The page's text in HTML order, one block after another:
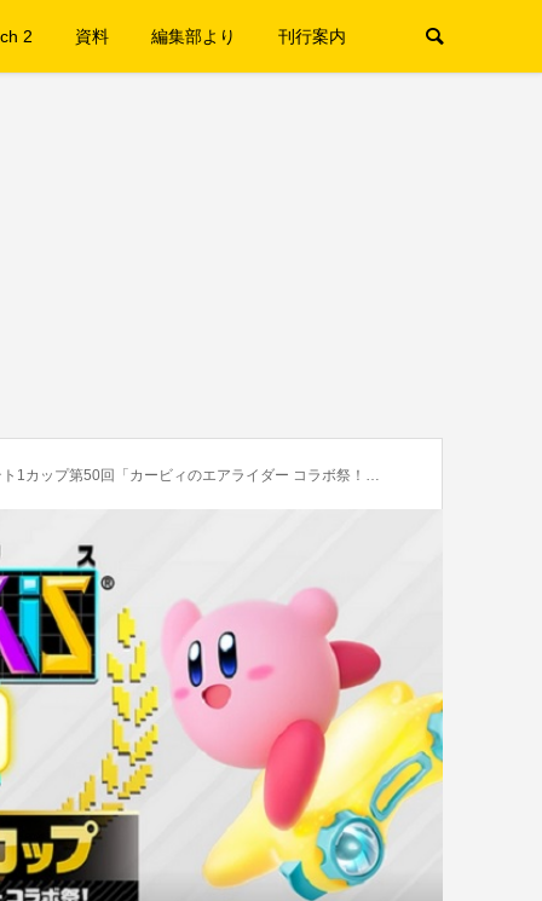
2 資料 編集部より 刊行案内
ップ第50回「カービィのエアライダー コラボ祭！」開催